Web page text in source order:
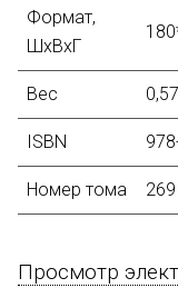
Формат,
ШхВхГ
Вес
ISBN
Номер тома 269
Просмотр